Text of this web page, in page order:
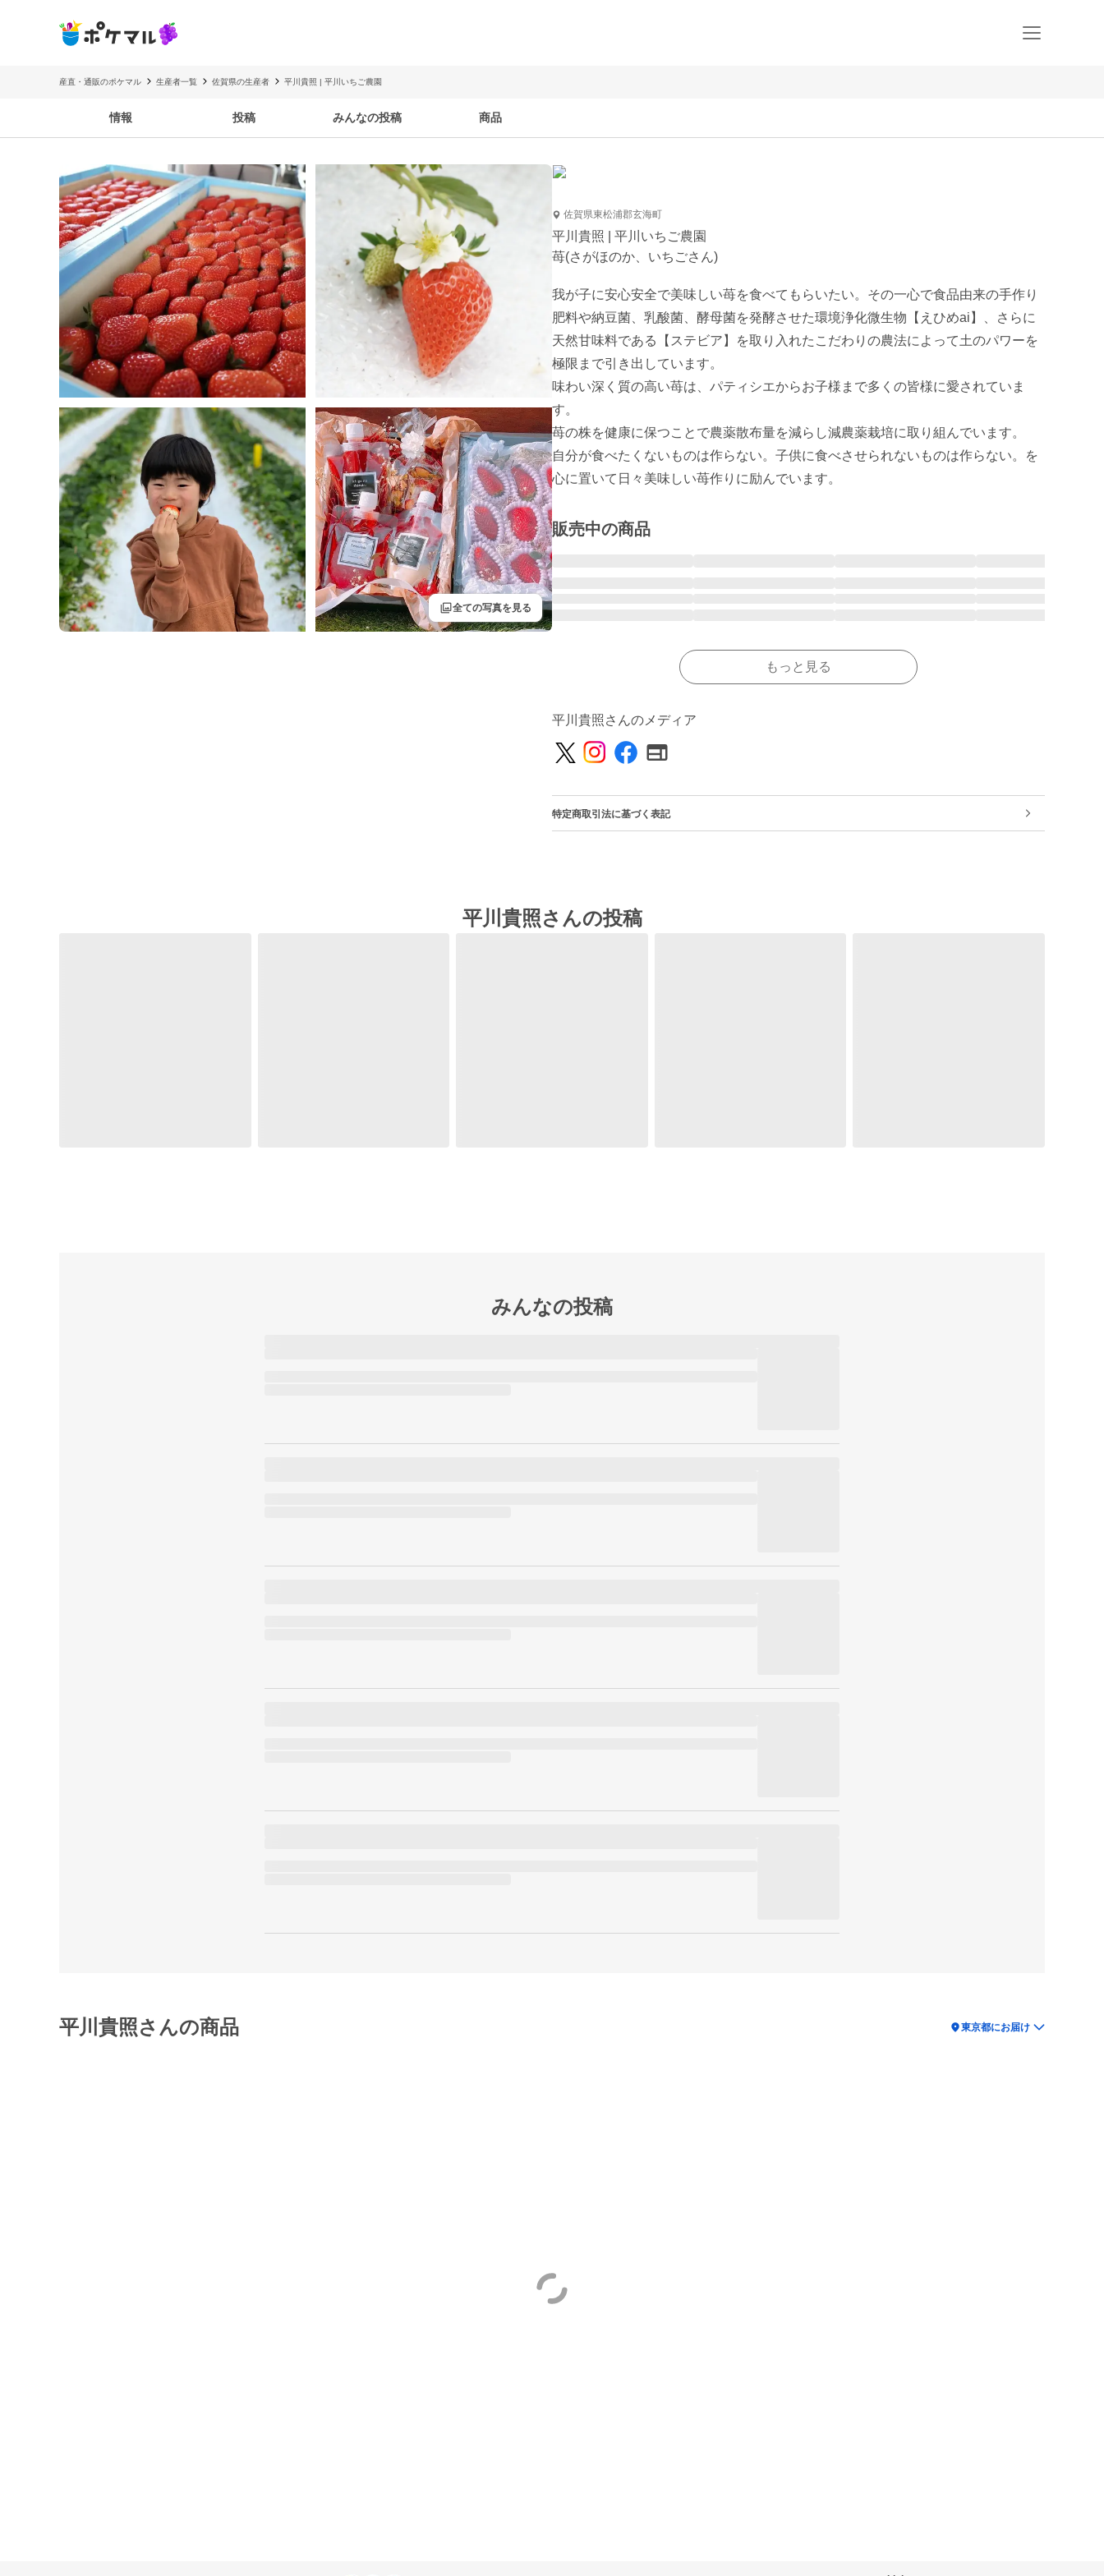
産直・通販のポケマル 生産者一覧 佐賀県の生産者 平川貴照 | 平川いちご農園
情報 投稿 みんなの投稿 商品
filter全ての写真を見る
佐賀県東松浦郡玄海町
平川貴照 | 平川いちご農園
苺(さがほのか、いちごさん)
我が子に安心安全で美味しい苺を食べてもらいたい。その一心で食品由来の手作り
肥料や納豆菌、乳酸菌、酵母菌を発酵させた環境浄化微生物【えひめai】、さらに
天然甘味料である【ステビア】を取り入れたこだわりの農法によって土のパワーを
極限まで引き出しています。
味わい深く質の高い苺は、パティシエからお子様まで多くの皆様に愛されていま
す。
苺の株を健康に保つことで農薬散布量を減らし減農薬栽培に取り組んでいます。
自分が食べたくないものは作らない。子供に食べさせられないものは作らない。を
心に置いて日々美味しい苺作りに励んでいます。
販売中の商品
もっと見る
平川貴照さんのメディア
特定商取引法に基づく表記
平川貴照さんの投稿
みんなの投稿
平川貴照さんの商品 location_on東京都にお届け